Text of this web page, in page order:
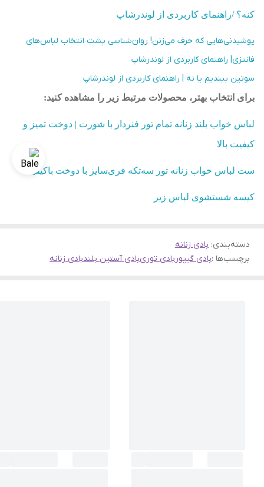
کنه؟ /راهنمای کاربردی از لوندرشاپ
پوشیدنی‌هایی که حرف می‌زنن! روان‌شناسی پشت انتخاب لباس‌های
فانتزی| راهنمای کاربردی از لوندرشاپ
سوتین ببندیم یا نه | راهنمای کاربردی از لوندرشاپ
برای انتخاب بهتر، محصولات مرتبط زیر را مشاهده کنید:
لباس خواب بلند زنانه تمام تور فنردار با شورت | دوخت تمیز و
کیفیت بالا
ست لباس خواب زنانه تور سه‌تکه فری‌سایز با دوخت باکیفیت
کیسه شستشوی لباس زیر
دسته‌بندی: بادی زنانه
برچسب‌ها :بادی گیپوربادی توریبادی آستین بلندبادی زنانه